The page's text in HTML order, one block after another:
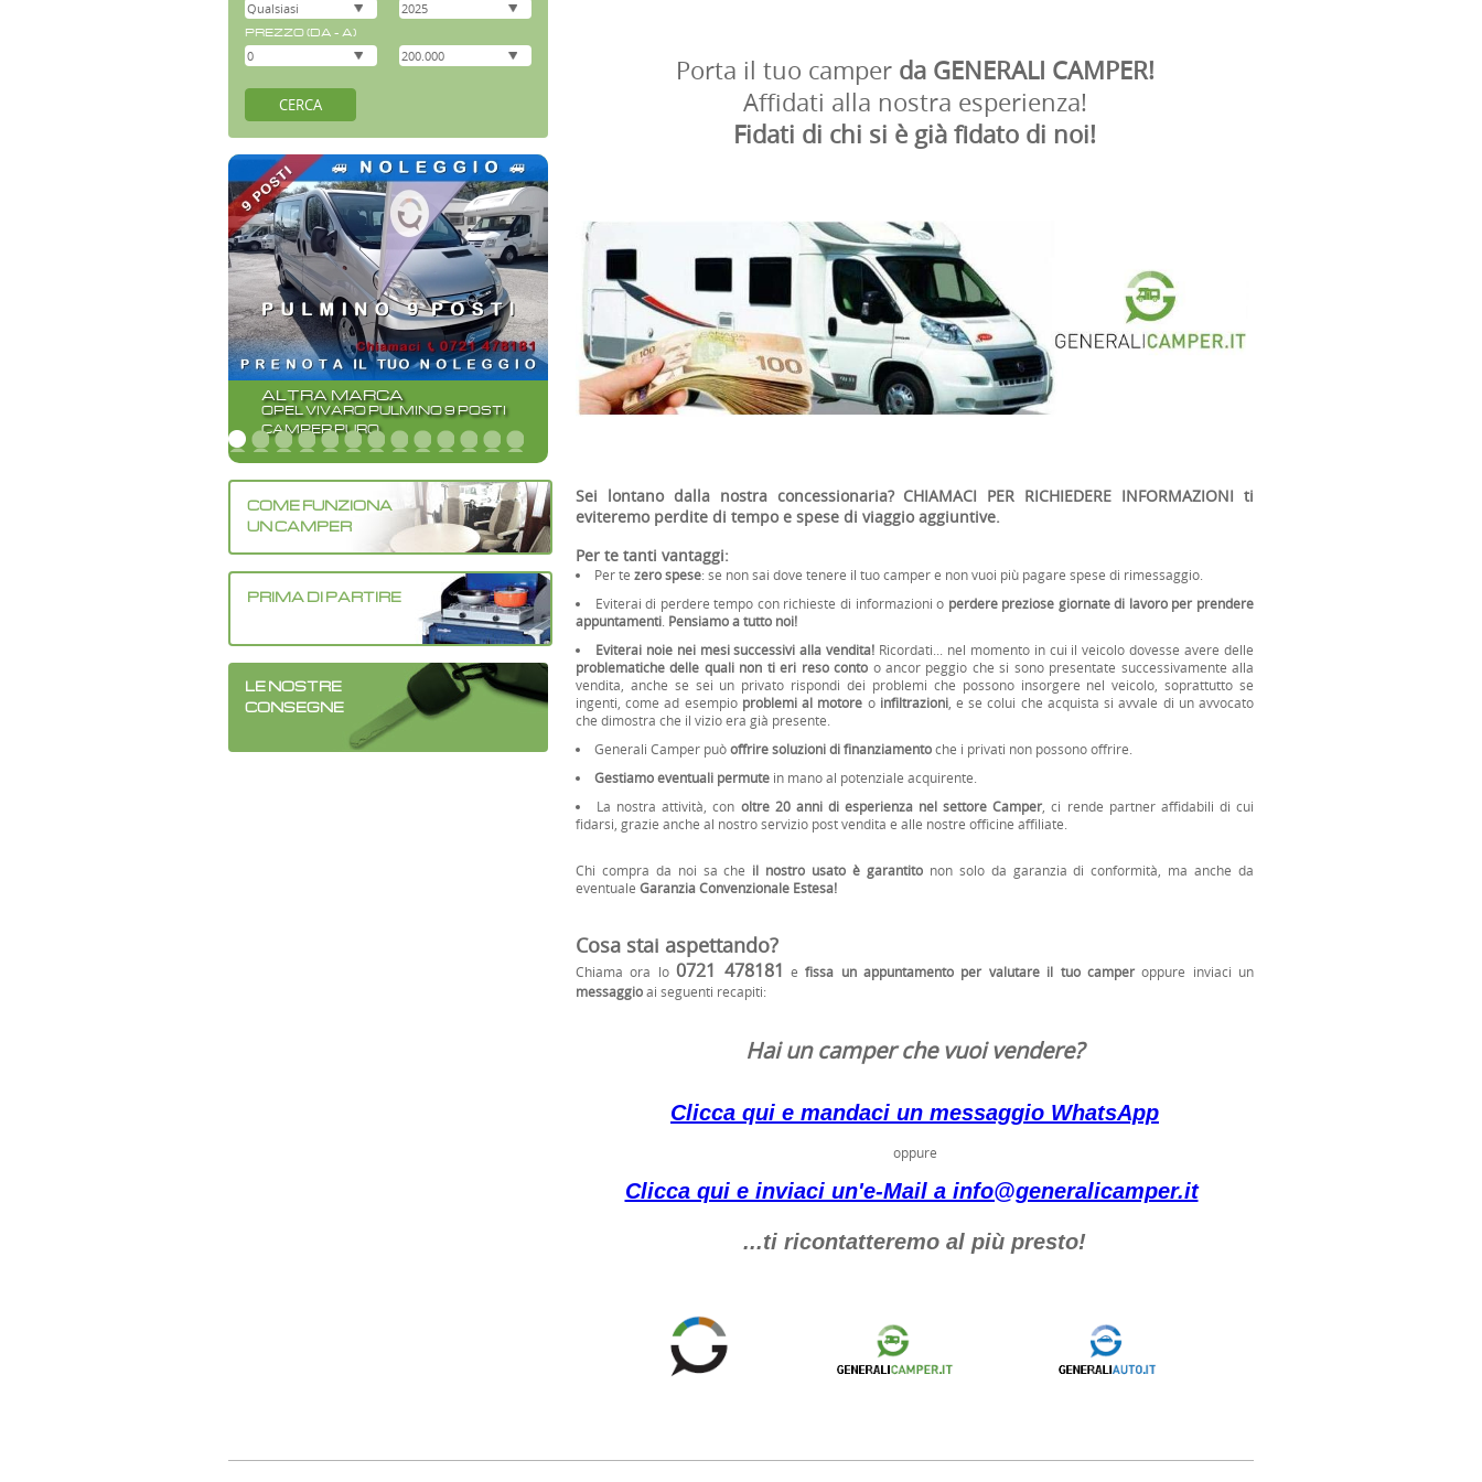
PREZZO (DA - A)
•••••••••••••
•••••••••••••
•••••••••••••
•••••••••••••
•••••• •••••••
•••••••••••••
ALTRA MARCA
OPEL VIVARO PULMINO 9 POSTI
CAMPER PURO
COME FUNZIONA
UN CAMPER
PRIMA DI PARTIRE
LE NOSTRE
CONSEGNE
Porta il tuo camperda GENERALI CAMPER!
Affidati alla nostra esperienza!
Fidati di chi si è già fidato di noi!
Sei lontano dalla nostra concessionaria? CHIAMACI PER RICHIEDERE INFORMAZIONI ti
eviteremo perdite di tempo e spese di viaggio aggiuntive.
Per te tanti vantaggi:
Per te zero spese: se non sai dove tenere il tuo camper e non vuoi più pagare spese di rimessaggio.
Eviterai di perdere tempo con richieste di informazioni o perdere preziose giornate di lavoro per prendere
appuntamenti Pensiamo a tutto noi!
Eviterai noie nei mesi successivi alla vendita! Ricordati... nel momento in cui il veicolo dovesse avere delle
problematiche delle quali non ti eri reso conto o ancor peggio che si sono presentate successivamente alla
vendita, anche se sei un privato rispondi dei problemi che possono insorgere nel veicolo, soprattutto se
ingenti, come ad esempio problemi al motore o infiltrazioni, e se colui che acquista si avvale di un avvocato
che dimostra che il vizio era già presente.
Generali Camper puòoffrire soluzioni di finanziamentoche i privati non possono offrire.
Gestiamo eventuali permute in mano al potenziale acquirente.
La nostra attività, con oltre 20 anni di esperienza nel settore Camper , ci rende partner affidabili di cui
fidarsi, grazie anche al nostro servizio post vendita e alle nostre officine affiliate.
Chi compra da noi sa che il nostro usato è garantitonon solo da garanzia di conformità, ma anche da
eventuale Garanzia Convenzionale Estesa!
Cosa stai aspettando?
Chiama ora lo0721 478181 e fissa un appuntamento per valutare il tuo camperoppure inviaci un
messaggioai seguenti recapiti:
Hai un camper che vuoi vendere?
Clicca qui e mandaci un messaggio WhatsApp
oppure
Clicca qui e inviaci un'e-Mail a info@generalicamper.it
...ti ricontatteremo al più presto!